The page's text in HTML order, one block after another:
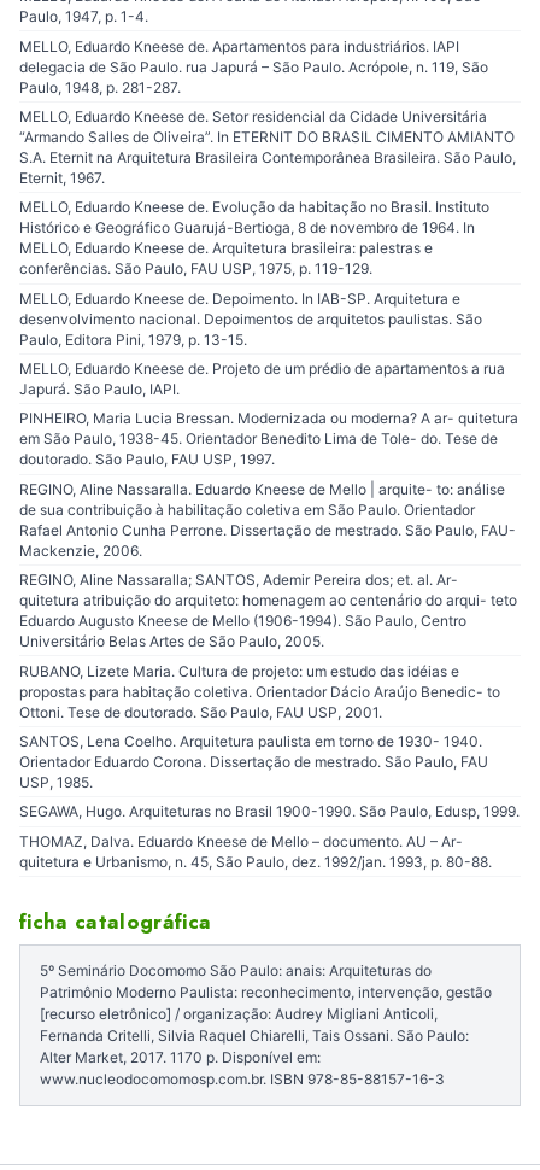
Paulo, 1947, p. 1-4.
MELLO, Eduardo Kneese de. Apartamentos para industriários. IAPI
delegacia de São Paulo. rua Japurá – São Paulo. Acrópole, n. 119, São
Paulo, 1948, p. 281-287.
MELLO, Eduardo Kneese de. Setor residencial da Cidade Universitária
“Armando Salles de Oliveira”. In ETERNIT DO BRASIL CIMENTO AMIANTO
S.A. Eternit na Arquitetura Brasileira Contemporânea Brasileira. São Paulo,
Eternit, 1967.
MELLO, Eduardo Kneese de. Evolução da habitação no Brasil. Instituto
Histórico e Geográfico Guarujá-Bertioga, 8 de novembro de 1964. In
MELLO, Eduardo Kneese de. Arquitetura brasileira: palestras e
conferências. São Paulo, FAU USP, 1975, p. 119-129.
MELLO, Eduardo Kneese de. Depoimento. In IAB-SP. Arquitetura e
desenvolvimento nacional. Depoimentos de arquitetos paulistas. São
Paulo, Editora Pini, 1979, p. 13-15.
MELLO, Eduardo Kneese de. Projeto de um prédio de apartamentos a rua
Japurá. São Paulo, IAPI.
PINHEIRO, Maria Lucia Bressan. Modernizada ou moderna? A ar- quitetura
em São Paulo, 1938-45. Orientador Benedito Lima de Tole- do. Tese de
doutorado. São Paulo, FAU USP, 1997.
REGINO, Aline Nassaralla. Eduardo Kneese de Mello | arquite- to: análise
de sua contribuição à habilitação coletiva em São Paulo. Orientador
Rafael Antonio Cunha Perrone. Dissertação de mestrado. São Paulo, FAU-
Mackenzie, 2006.
REGINO, Aline Nassaralla; SANTOS, Ademir Pereira dos; et. al. Ar-
quitetura atribuição do arquiteto: homenagem ao centenário do arqui- teto
Eduardo Augusto Kneese de Mello (1906-1994). São Paulo, Centro
Universitário Belas Artes de São Paulo, 2005.
RUBANO, Lizete Maria. Cultura de projeto: um estudo das idéias e
propostas para habitação coletiva. Orientador Dácio Araújo Benedic- to
Ottoni. Tese de doutorado. São Paulo, FAU USP, 2001.
SANTOS, Lena Coelho. Arquitetura paulista em torno de 1930- 1940.
Orientador Eduardo Corona. Dissertação de mestrado. São Paulo, FAU
USP, 1985.
SEGAWA, Hugo. Arquiteturas no Brasil 1900-1990. São Paulo, Edusp, 1999.
THOMAZ, Dalva. Eduardo Kneese de Mello – documento. AU – Ar-
quitetura e Urbanismo, n. 45, São Paulo, dez. 1992/jan. 1993, p. 80-88.
ficha catalográfica
5º Seminário Docomomo São Paulo: anais: Arquiteturas do
Patrimônio Moderno Paulista: reconhecimento, intervenção, gestão
[recurso eletrônico] / organização: Audrey Migliani Anticoli,
Fernanda Critelli, Silvia Raquel Chiarelli, Tais Ossani. São Paulo:
Alter Market, 2017. 1170 p. Disponível em:
www.nucleodocomomosp.com.br. ISBN 978-85-88157-16-3